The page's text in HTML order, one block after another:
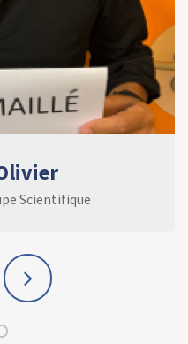
Scientifique